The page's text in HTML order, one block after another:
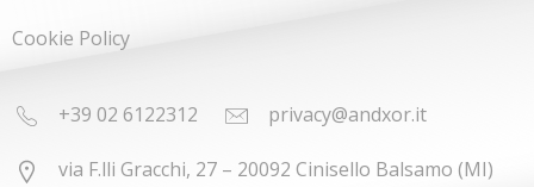
Cookie Policy
+39 02 6122312 privacy@andxor.it
via F.lli Gracchi, 27 – 20092 Cinisello Balsamo (MI)